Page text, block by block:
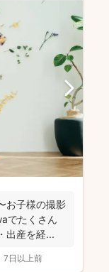
お子様の撮影
でたくさん
出産を経...
7日以上前